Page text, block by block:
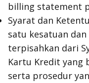
billing statement
Syarat dan
satu kesatuan
terpisahkan dari
Kartu Kredit yang
serta prosedur